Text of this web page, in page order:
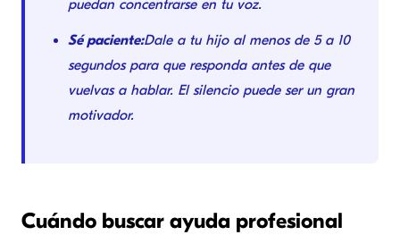
puedan concentrarse en tu voz.
Sé paciente:Dale a tu hijo al menos de 5 a 10
segundos para que responda antes de que
vuelvas a hablar. El silencio puede ser un gran
motivador.
Cuándo buscar ayuda profesional